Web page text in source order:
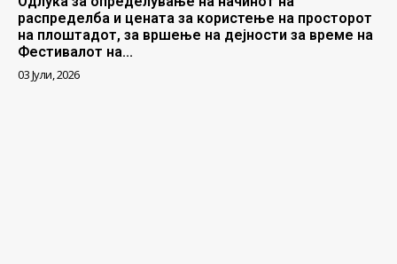
распределба и цената за користење на просторот
на плоштадот, за вршење на дејности за време на
Фестивалот на...
03 Јули, 2026